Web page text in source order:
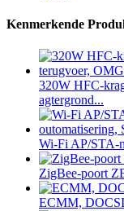
Kenmerkende
320W HFC-
agtergrond...
Wi-Fi AP/STA-
ZigBee-poort
ECMM,